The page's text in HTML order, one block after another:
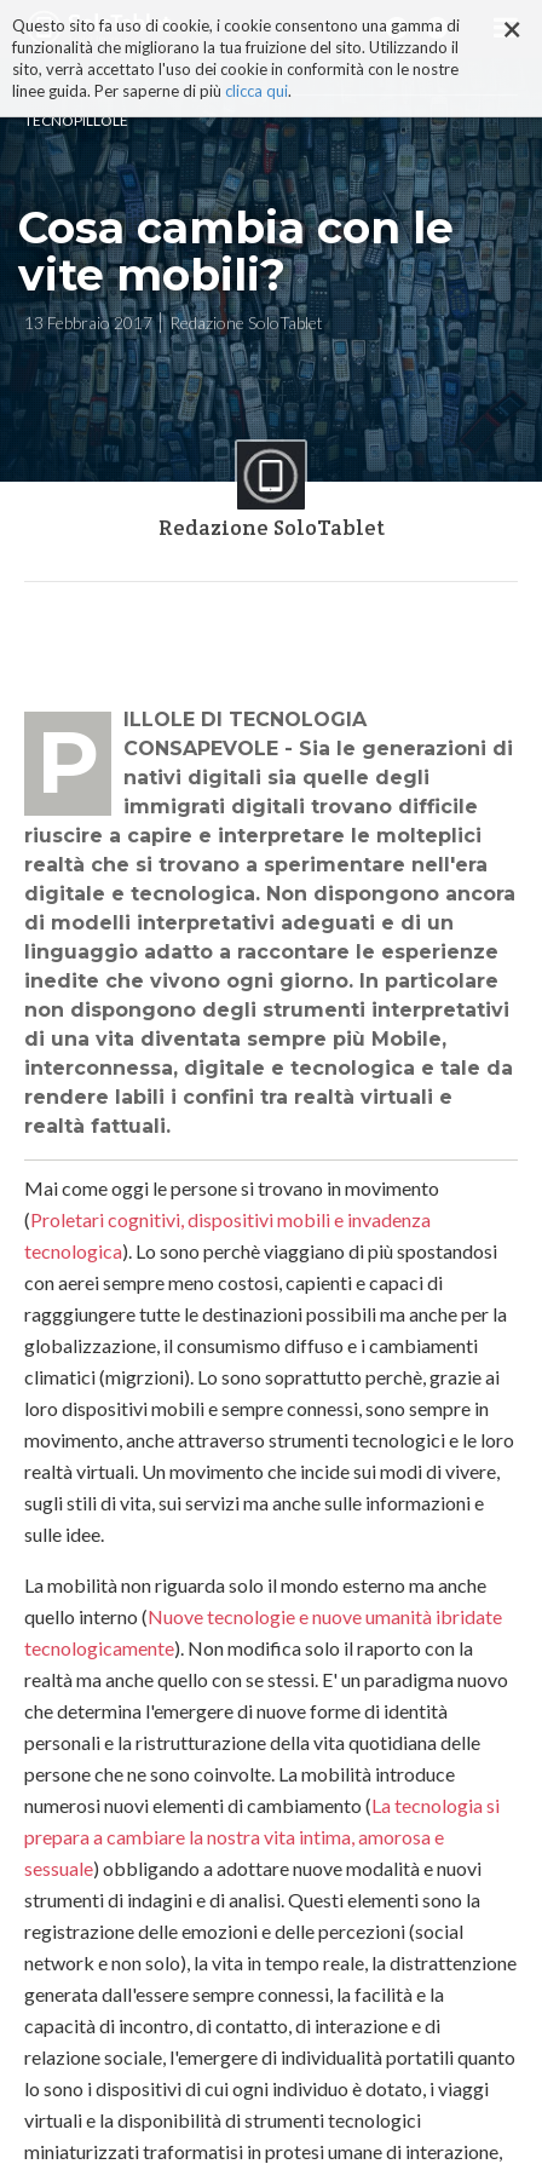
×
Questo sito fa uso di cookie, i cookie consentono una gamma di
funzionalità che migliorano la tua fruizione del sito. Utilizzando il
sito, verrà accettato l'uso dei cookie in conformità con le nostre
linee guida. Per saperne di più clicca qui.
ai
contenuti.
|
alla
navigazione
TECNOPILLOLE
Cosa cambia con le
vite mobili?
13 Febbraio 2017 Redazione SoloTablet
Redazione SoloTablet
PILLOLE DI TECNOLOGIA
CONSAPEVOLE - Sia le generazioni di
nativi digitali sia quelle degli
immigrati digitali trovano difficile
riuscire a capire e interpretare le molteplici
realtà che si trovano a sperimentare nell'era
digitale e tecnologica. Non dispongono ancora
di modelli interpretativi adeguati e di un
linguaggio adatto a raccontare le esperienze
inedite che vivono ogni giorno. In particolare
non dispongono degli strumenti interpretativi
di una vita diventata sempre più Mobile,
interconnessa, digitale e tecnologica e tale da
rendere labili i confini tra realtà virtuali e
realtà fattuali.
Mai come oggi le persone si trovano in movimento
(Proletari cognitivi, dispositivi mobili e invadenza
tecnologica). Lo sono perchè viaggiano di più spostandosi
con aerei sempre meno costosi, capienti e capaci di
ragggiungere tutte le destinazioni possibili ma anche per la
globalizzazione, il consumismo diffuso e i cambiamenti
climatici (migrzioni). Lo sono soprattutto perchè, grazie ai
loro dispositivi mobili e sempre connessi, sono sempre in
movimento, anche attraverso strumenti tecnologici e le loro
realtà virtuali. Un movimento che incide sui modi di vivere,
sugli stili di vita, sui servizi ma anche sulle informazioni e
sulle idee.
La mobilità non riguarda solo il mondo esterno ma anche
quello interno (Nuove tecnologie e nuove umanità ibridate
tecnologicamente). Non modifica solo il raporto con la
realtà ma anche quello con se stessi. E' un paradigma nuovo
che determina l'emergere di nuove forme di identità
personali e la ristrutturazione della vita quotidiana delle
persone che ne sono coinvolte. La mobilità introduce
numerosi nuovi elementi di cambiamento (La tecnologia si
prepara a cambiare la nostra vita intima, amorosa e
sessuale) obbligando a adottare nuove modalità e nuovi
strumenti di indagini e di analisi. Questi elementi sono la
registrazione delle emozioni e delle percezioni (social
network e non solo), la vita in tempo reale, la distrattenzione
generata dall'essere sempre connessi, la facilità e la
capacità di incontro, di contatto, di interazione e di
relazione sociale, l'emergere di individualità portatili quanto
lo sono i dispositivi di cui ogni individuo è dotato, i viaggi
virtuali e la disponibilità di strumenti tecnologici
miniaturizzati traformatisi in protesi umane di interazione,